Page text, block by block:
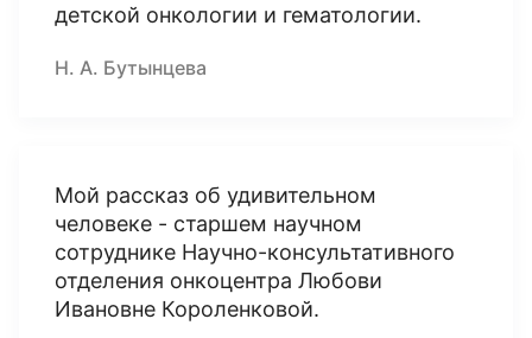
детской онкологии и гематологии.
Н. А. Бутынцева
Мой рассказ об удивительном
человеке - старшем научном
сотруднике Научно-консультативного
отделения онкоцентра Любови
Ивановне Короленковой.